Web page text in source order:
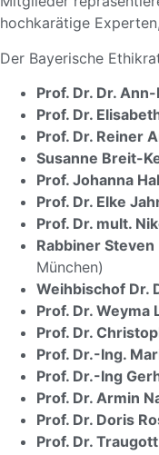
hochkarätige
Der Bayerische
Prof. Dr. Dr.
Prof. Dr.
Prof. Dr. Reiner
Susanne Breit-
Prof. Johanna
Prof. Dr. Elke
Prof. Dr. mult.
Rabbiner Steven
München)
Weihbischof Dr.
Prof. Dr. Weyma
Prof. Dr.
Prof. Dr.-Ing.
Prof. Dr.-Ing
Prof. Dr. Armin
Prof. Dr. Doris
Prof. Dr.